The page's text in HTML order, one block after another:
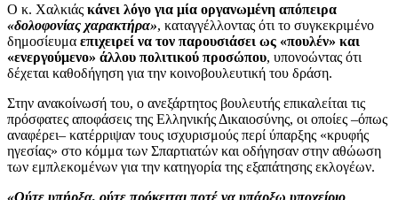
Ο κ. Χαλκιάς κάνει λόγο για μία οργανωμένη απόπειρα
«δολοφονίας χαρακτήρα», καταγγέλλοντας ότι το συγκεκριμένο
δημοσίευμα επιχειρεί να τον παρουσιάσει ως «πουλέν» και
«ενεργούμενο» άλλου πολιτικού προσώπου, υπονοώντας ότι
δέχεται καθοδήγηση για την κοινοβουλευτική του δράση.
Στην ανακοίνωσή του, ο ανεξάρτητος βουλευτής επικαλείται τις
πρόσφατες αποφάσεις της Ελληνικής Δικαιοσύνης, οι οποίες –όπως
αναφέρει– κατέρριψαν τους ισχυρισμούς περί ύπαρξης «κρυφής
ηγεσίας» στο κόμμα των Σπαρτιατών και οδήγησαν στην αθώωση
των εμπλεκομένων για την κατηγορία της εξαπάτησης εκλογέων.
«Ούτε υπήρξα, ούτε πρόκειται ποτέ να υπάρξω υποχείριο